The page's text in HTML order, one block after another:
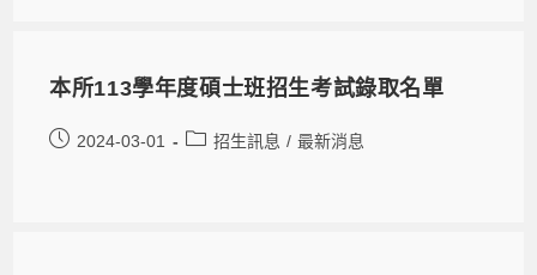
本所113學年度碩士班招生考試錄取名單
2024-03-01 招生訊息 / 最新消息